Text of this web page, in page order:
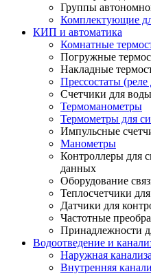
Группы
Комплектующие
КИП и автоматика
Комнатные
Погружные
Накладные
Прессостаты (реле
Счетчики для воды
Термоманометры
Термометры для
Импульсные
Манометры
Контроллеры для
данных
Оборудование
Теплосчетчики
Датчики для
Частотные
Принадлежности
Водоотведение и
Наружная
Внутренняя